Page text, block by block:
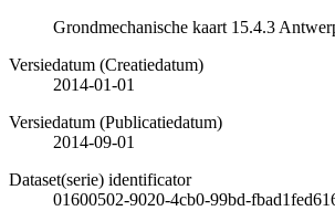
Grondmechanische kaart 15.4.3
Versiedatum (Creatiedatum)
2014-01-01
Versiedatum (Publicatiedatum)
2014-09-01
Dataset(serie) identificator
01600502-9020-4cb0-99bd-